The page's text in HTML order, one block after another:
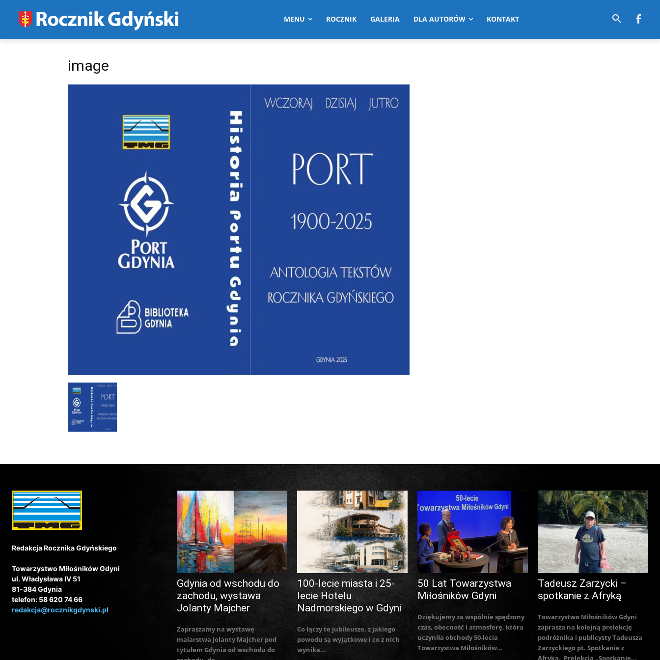
MENU ROCZNIK GALERIA DLA AUTORÓW KONTAKT
image
Redakcja Rocznika Gdyńskiego
Towarzystwo Miłośników Gdyni
ul. Władysława IV 51
81-384 Gdynia
telefon: 58 620 74 66
redakcja@rocznikgdynski.pl
Gdynia od wschodu do
zachodu, wystawa
Jolanty Majcher
Zapraszamy na wystawę
malarstwa Jolanty Majcher pod
tytułem Gdynia od wschodu do
100-lecie miasta i 25-
lecie Hotelu
Nadmorskiego w Gdyni
Co łączy te jubileusze, z jakiego
powodu są wyjątkowe i co z nich
wynika...
50 Lat Towarzystwa
Miłośników Gdyni
Dziękujemy za wspólnie spędzony
czas, obecność i atmosferę, która
uczyniła obchody 50-lecia
Towarzystwa Miłośników...
Tadeusz Zarzycki –
spotkanie z Afryką
Towarzystwo Miłośników Gdyni
zaprasza na kolejną prelekcję
podróżnika i publicysty Tadeusza
Zarzyckiego pt. Spotkanie z
Afryką. Prelekcja „Spotkanie...